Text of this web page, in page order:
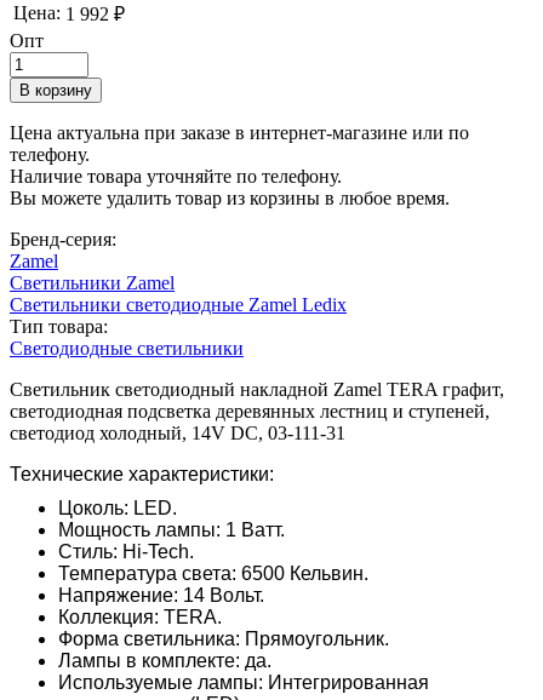
Цена: 1 992 ₽
Опт
Цена актуальна при заказе в интернет-магазине или по
телефону.
Наличие товара уточняйте по телефону.
Вы можете удалить товар из корзины в любое время.
Бренд-серия:
Zamel
Светильники Zamel
Светильники светодиодные Zamel Ledix
Тип товара:
Светодиодные светильники
Светильник светодиодный накладной Zamel TERA графит,
светодиодная подсветка деревянных лестниц и ступеней,
светодиод холодный, 14V DC, 03-111-31
Технические характеристики:
Цоколь: LED.
Мощность лампы: 1 Ватт.
Стиль: Hi-Tech.
Температура света: 6500 Кельвин.
Напряжение: 14 Вольт.
Коллекция: TERA.
Форма светильника: Прямоугольник.
Лампы в комплекте: да.
Используемые лампы: Интегрированная